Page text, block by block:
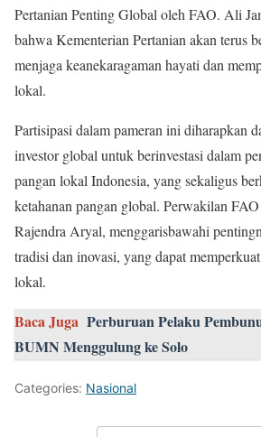
Pertanian Penting Global oleh FAO. Ali
bahwa Kementerian Pertanian akan terus
menjaga keanekaragaman hayati dan
lokal.
Partisipasi dalam pameran ini diharapkan
investor global untuk berinvestasi dalam
pangan lokal Indonesia, yang sekaligus
ketahanan pangan global. Perwakilan
Rajendra Aryal, menggarisbawahi
tradisi dan inovasi, yang dapat
lokal.
Baca Juga Perburuan Pelaku
BUMN Menggulung ke Solo
Categories: Nasional